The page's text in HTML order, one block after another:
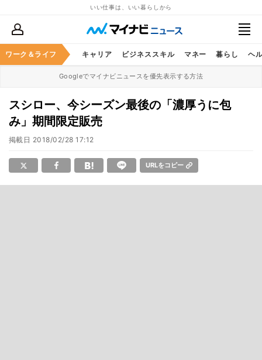
いい仕事は、いい暮らしから
ワーク＆ライフ キャリア ビジネススキル マネー 暮らし ヘ
Googleでマイナビニュースを優先表示する方法
スシロー、今シーズン最後の「濃厚うに包
み」期間限定販売
掲載日 2018/02/28 17:12
URLをコピー